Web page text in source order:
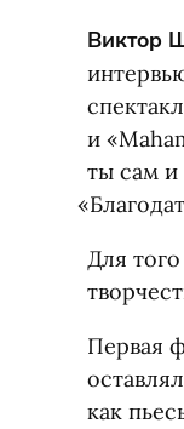
Виктор
и
ты сам и
«
Для
Первая
как